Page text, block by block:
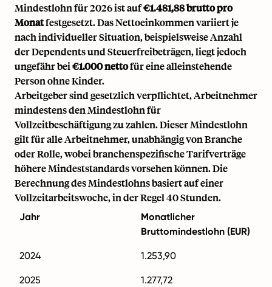
Mindestlohn für 2026 ist auf€1.481,88 brutto pro
Monatfestgesetzt. Das Nettoeinkommen variiert je
nach individueller Situation, beispielsweise Anzahl
der Dependents und Steuerfreibeträgen, liegt jedoch
ungefähr bei€1.000 nettofür eine alleinstehende
Person ohne Kinder.
Arbeitgeber sind gesetzlich verpflichtet, Arbeitnehmer
mindestens den Mindestlohn für
Vollzeitbeschäftigung zu zahlen. Dieser Mindestlohn
gilt für alle Arbeitnehmer, unabhängig von Branche
oder Rolle, wobei branchenspezifische Tarifverträge
höhere Mindeststandards vorsehen können. Die
Berechnung des Mindestlohns basiert auf einer
Vollzeitarbeitswoche, in der Regel 40 Stunden.
Jahr
Monatlicher
Bruttomindestlohn (EUR)
2024 1.253,90
2025 1.277,72